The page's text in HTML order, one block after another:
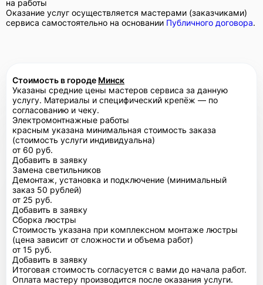
на работы
Оказание услуг осуществляется мастерами (заказчиками)
сервиса самостоятельно на основании Публичного договора.
Стоимость в городе Минск
Указаны средние цены мастеров сервиса за данную
услугу. Материалы и специфический крепёж — по
согласованию и чеку.
Электромонтнажные работы
красным указана минимальная стоимость заказа
(стоимость услуги индивидуальна)
от 60 руб.
Добавить в заявку
Замена светильников
Демонтаж, установка и подключение (минимальный
заказ 50 рублей)
от 25 руб.
Добавить в заявку
Сборка люстры
Стоимость указана при комплексном монтаже люстры
(цена зависит от сложности и объема работ)
от 15 руб.
Добавить в заявку
Итоговая стоимость согласуется с вами до начала работ.
Оплата мастеру производится после оказания услуги.